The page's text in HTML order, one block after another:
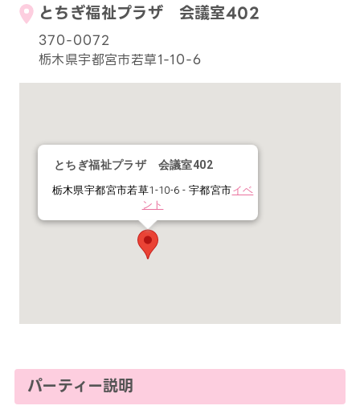
とちぎ福祉プラザ 会議室402
370-0072
栃木県宇都宮市若草1-10-6
とちぎ福祉プラザ 会議室402
栃木県宇都宮市若草1-10-6 - 宇都宮市イベ
ント
パーティー説明